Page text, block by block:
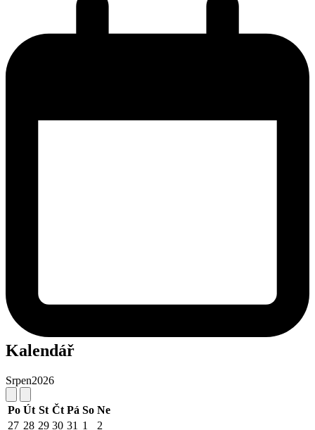
Kalendář
Srpen2026
Po Út St Čt Pá So Ne
27 28 29 30 31 1
2